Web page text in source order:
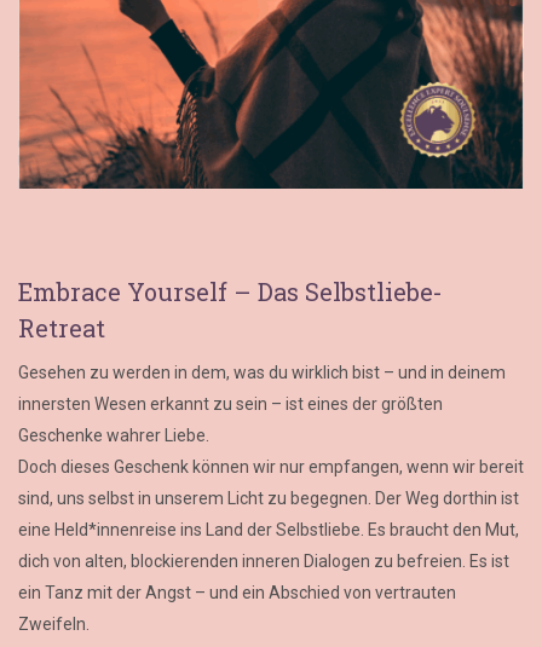
Embrace Yourself – Das Selbstliebe-
Retreat
Gesehen zu werden in dem, was du wirklich bist – und in deinem
innersten Wesen erkannt zu sein – ist eines der größten
Geschenke wahrer Liebe.
Doch dieses Geschenk können wir nur empfangen, wenn wir bereit
sind, uns selbst in unserem Licht zu begegnen. Der Weg dorthin ist
eine Held*innenreise ins Land der Selbstliebe. Es braucht den Mut,
dich von alten, blockierenden inneren Dialogen zu befreien. Es ist
ein Tanz mit der Angst – und ein Abschied von vertrauten
Zweifeln.